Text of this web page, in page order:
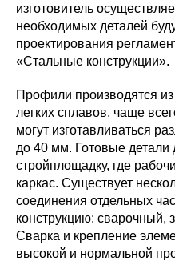
изготовитель
необходимых деталей
проектирования
«Стальные конструкции».
Профили производятся
легких сплавов, чаще
могут изготавливаться
до 40 мм. Готовые детали
стройплощадку, где
каркас. Существует
соединения отдельных
конструкцию: сварочный,
Сварка и крепление
высокой и нормальной